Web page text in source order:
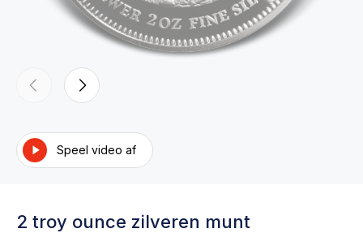
Speel video af
2 troy ounce zilveren munt